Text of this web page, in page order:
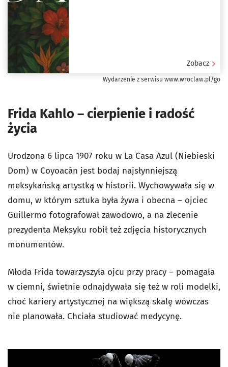
Zobacz
Wydarzenie z serwisu www.wroclaw.pl/go
Frida Kahlo – cierpienie i radość
życia
Urodzona 6 lipca 1907 roku w La Casa Azul (Niebieski
Dom) w Coyoacán jest bodaj najsłynniejszą
meksykańską artystką w historii. Wychowywała się w
domu, w którym sztuka była żywa i obecna – ojciec
Guillermo fotografował zawodowo, a na zlecenie
prezydenta Meksyku robił też zdjęcia historycznych
monumentów.
Młoda Frida towarzyszyła ojcu przy pracy – pomagała
w ciemni, świetnie odnajdywała się też w roli modelki,
choć kariery artystycznej na większą skalę wówczas
nie planowała. Chciała studiować medycynę.